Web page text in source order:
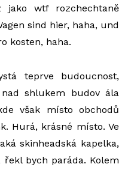
jako wtf rozchechtaně
sind hier, haha, und
kosten, haha.
teprve budoucnost,
shlukem budov ála
však místo obchodů
Hurá, krásné místo. Ve
skinheadská kapelka,
bych paráda. Kolem